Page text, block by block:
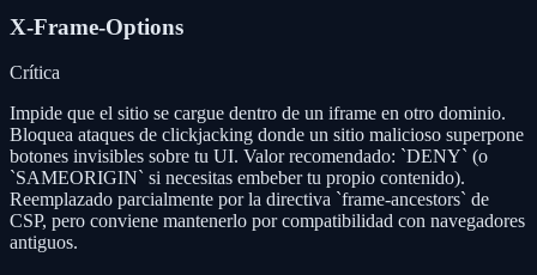
X-Frame-Options
Crítica
Impide que el sitio se cargue dentro de un iframe en otro dominio.
Bloquea ataques de clickjacking donde un sitio malicioso superpone
botones invisibles sobre tu UI. Valor recomendado: `DENY` (o
`SAMEORIGIN` si necesitas embeber tu propio contenido).
Reemplazado parcialmente por la directiva `frame-ancestors` de
CSP, pero conviene mantenerlo por compatibilidad con navegadores
antiguos.